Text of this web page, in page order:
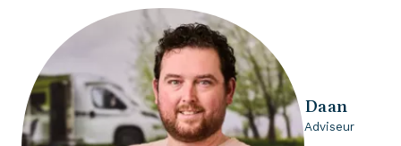
Daan
Adviseur